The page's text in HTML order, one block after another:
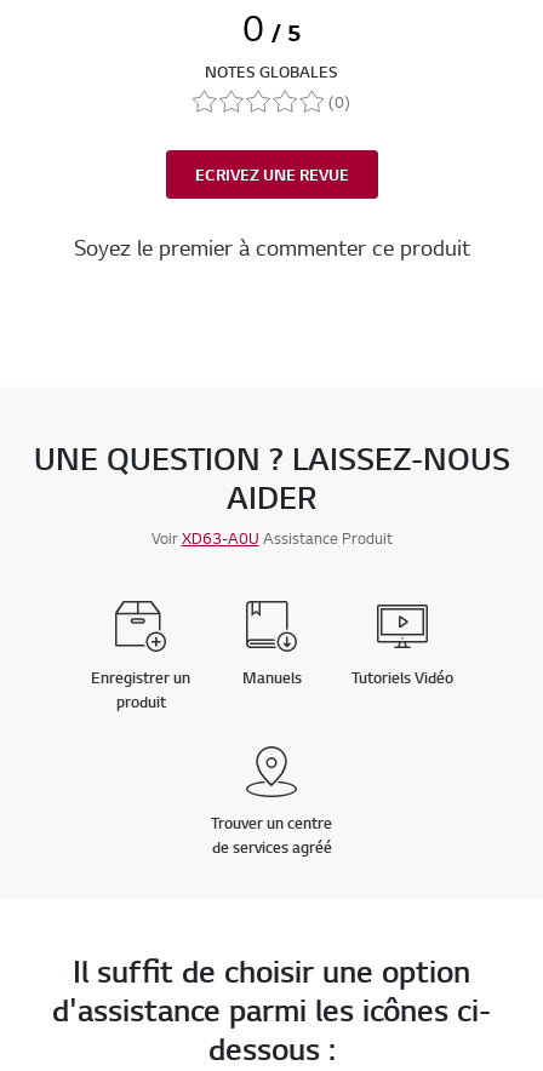
0 / 5
NOTES GLOBALES
(0)
ECRIVEZ UNE REVUE
Soyez le premier à commenter ce produit
UNE QUESTION ? LAISSEZ-NOUS
AIDER
VoirXD63-A0U Assistance Produit
Enregistrer un
produit
Manuels Tutoriels Vidéo
Trouver un centre
de services agréé
Il suffit de choisir une option
d'assistance parmi les icônes ci-
dessous :